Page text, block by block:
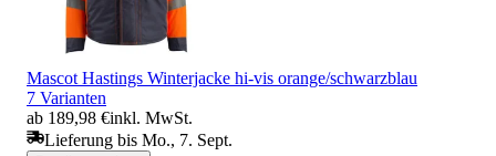
Mascot Hastings Winterjacke hi-vis orange/schwarzblau
7 Varianten
ab 189,98 €inkl. MwSt.
Lieferung bis Mo., 7. Sept.